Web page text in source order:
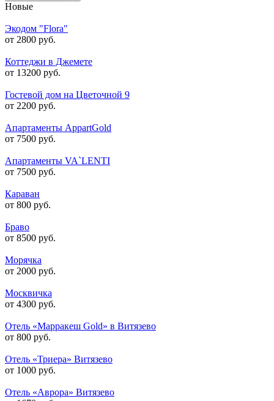
Новые
Экодом "Flora"
от 2800 руб.
Коттеджи в Джемете
от 13200 руб.
Гостевой дом на Цветочной 9
от 2200 руб.
Апартаменты AppartGold
от 7500 руб.
Апартаменты VA`LENTI
от 7500 руб.
Караван
от 800 руб.
Браво
от 8500 руб.
Морячка
от 2000 руб.
Москвичка
от 4300 руб.
Отель «Марракеш Gold» в Витязево
от 800 руб.
Отель «Триера» Витязево
от 1000 руб.
Отель «Аврора» Витязево